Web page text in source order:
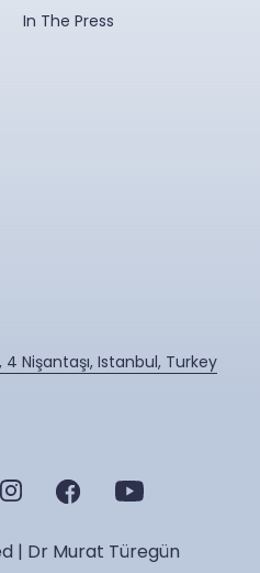
In The Press
4 Nişantaşı, Istanbul, Turkey
| Dr Murat Türegün